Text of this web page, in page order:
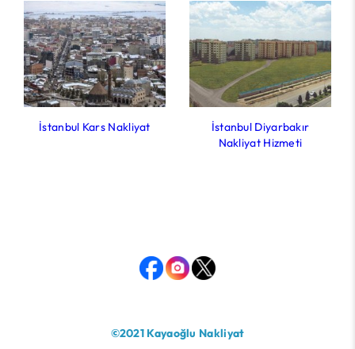
İstanbul Kars Nakliyat
İstanbul Diyarbakır
Nakliyat Hizmeti
©2021 Kayaoğlu Nakliyat